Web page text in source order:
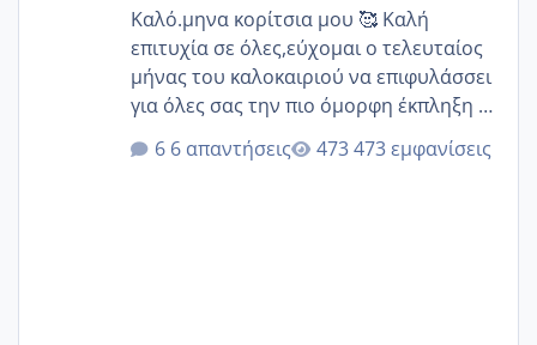
Καλό.μηνα κορίτσια μου 🥰 Καλή
επιτυχία σε όλες,εύχομαι ο τελευταίος
μήνας του καλοκαιριού να επιφυλάσσει
για όλες σας την πιο όμορφη έκπληξη 🧿
@Elk @Melikara86 @Παρασκευαιδου
@Zenia z @melitiniღ @Christi.D.
6 απαντήσεις 473 εμφανίσεις